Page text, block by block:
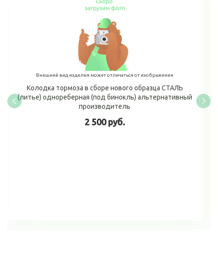
Внешний вид изделия может отличаться от изображения
Колодка тормоза в сборе нового образца СТАЛЬ
(литье) однореберная (под бинокль) альтернативный
производитель
2 500 руб.